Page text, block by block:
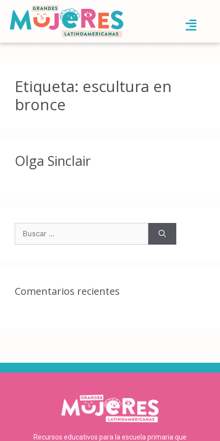
Etiqueta: escultura en
bronce
Olga Sinclair
Comentarios recientes
Recursos educativos para la escuela primaria que